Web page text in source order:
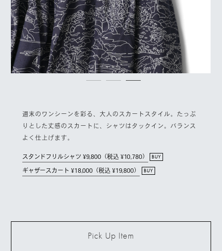
週末のワンシーンを彩る、大人のスカートスタイル。たっぷ
りとした丈感のスカートに、シャツはタックイン。バランス
よく仕上げます。
スタンドフリルシャツ ¥9,800（税込 ¥10,780） BUY
ギャザースカート ¥18,000（税込 ¥19,800） BUY
Pick Up Item